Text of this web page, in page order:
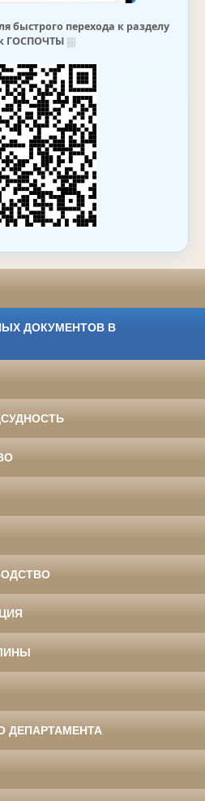
быстрого перехода к разделу
ГОСПОЧТЫ⛆
ДОКУМЕНТОВ В
ДЕПАРТАМЕНТА